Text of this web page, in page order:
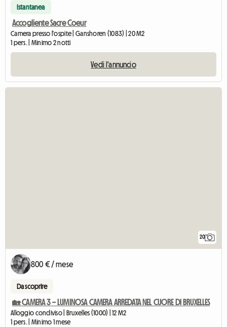
Istantanea
Accogliente Sacre Coeur
Camera presso l'ospite | Ganshoren (1083) | 20 M2
1 pers. | Minimo 2 notti
Vedi l'annuncio
20
800 € / mese
Da scoprire
🏡 CAMERA 3 – LUMINOSA CAMERA ARREDATA NEL CUORE DI BRUXELLES
Alloggio condiviso | Bruxelles (1000) | 12 M2
1 pers. | Minimo 1 mese